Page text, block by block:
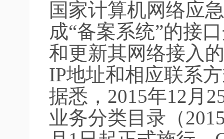
国家计算机网络应
成“备案系统”的接
和更新其网络接入
IP地址和相应联系
据悉，2015年12月
业务分类目录（